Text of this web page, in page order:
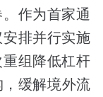
作为首家通
排并行实施
组降低杠杆
缓解境外流